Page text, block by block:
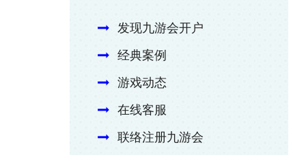
发现九游会开户
经典案例
游戏动态
在线客服
联络注册九游会